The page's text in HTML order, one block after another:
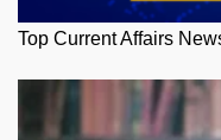
Top Current Affairs